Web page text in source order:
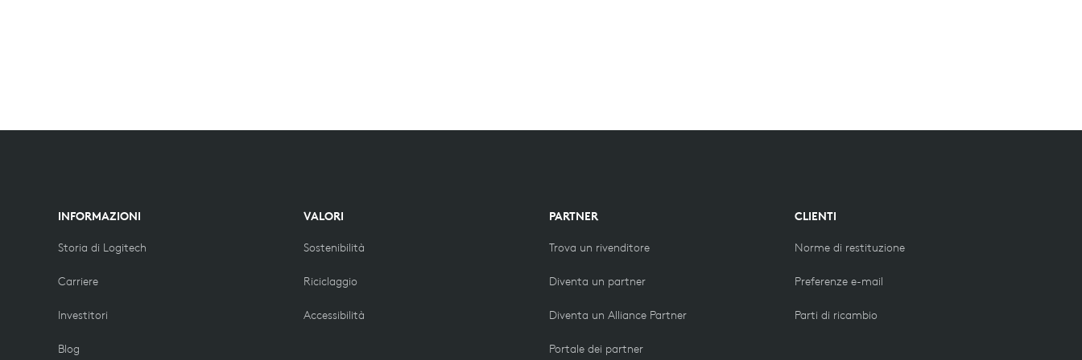
INFORMAZIONI
Storia di Logitech
Carriere
Investitori
Blog
VALORI
Sostenibilità
Riciclaggio
Accessibilità
PARTNER
Trova un rivenditore
Diventa un partner
Diventa un Alliance Partner
Portale dei partner
CLIENTI
Norme di restituzione
Preferenze e-mail
Parti di ricambio